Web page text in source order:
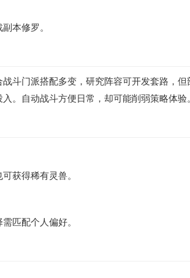
本修罗。
斗门派搭配多变，研究阵容可开发套路，
。自动战斗方便日常，却可能削弱策略体验
获得稀有灵兽。
匹配个人偏好。